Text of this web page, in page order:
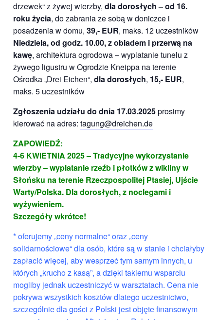
drzewek“ z żywej wierzby, dla dorosłych – od 16.
roku życia, do zabrania ze sobą w doniczce i
posadzenia w domu, 39,- EUR, maks. 12 uczestników
Niedziela, od godz. 10.00,z obiadem i przerwą na
kawę, architektura ogrodowa – wyplatanie tunelu z
żywego ligustru w Ogrodzie Kneippa na terenie
Ośrodka „Drei Eichen“, dla dorosłych, 15,- EUR,
maks. 5 uczestników
Zgłoszenia udziału do dnia 17.03.2025prosimy
kierować na adres: tagung@dreichen.de
ZAPOWIEDŹ:
4-6 KWIETNIA 2025 – Tradycyjne wykorzystanie
wierzby – wyplatanie rzeźb i płotków z wikliny w
Słońsku na terenie Rzeczpospolitej Ptasiej, Ujście
Warty/Polska. Dla dorosłych, z noclegami i
wyżywieniem.
Szczegóły wkrótce!
* oferujemy „ceny normalne“ oraz „ceny
solidarnościowe“ dla osób, które są w stanie i chciałyby
zapłacić więcej, aby wesprzeć tym samym innych, u
których „krucho z kasą”, a dzięki takiemu wsparciu
mogliby jednak uczestniczyć w warsztatach. Cena nie
pokrywa wszystkich kosztów dlatego uczestnictwo,
szczególnie dla gości z Polski jest objęte finansowym